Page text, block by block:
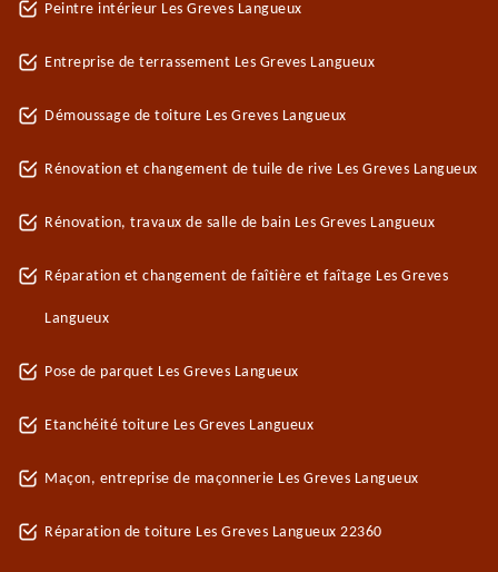
Peintre intérieur Les Greves Langueux
Entreprise de terrassement Les Greves Langueux
Démoussage de toiture Les Greves Langueux
Rénovation et changement de tuile de rive Les Greves Langueux
Rénovation, travaux de salle de bain Les Greves Langueux
Réparation et changement de faîtière et faîtage Les Greves
Langueux
Pose de parquet Les Greves Langueux
Etanchéité toiture Les Greves Langueux
Maçon, entreprise de maçonnerie Les Greves Langueux
Réparation de toiture Les Greves Langueux 22360